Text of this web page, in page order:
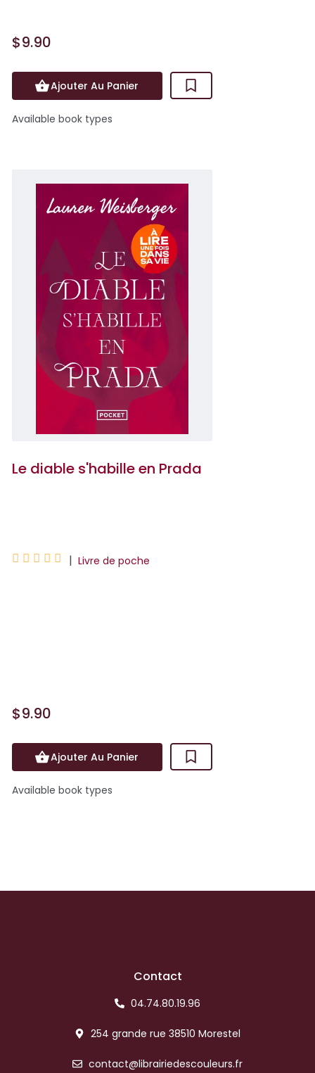
$9.90
Ajouter Au Panier
Available book types
Le diable s'habille en Prada
     | Livre de poche
$9.90
Ajouter Au Panier
Available book types
Contact
04.74.80.19.96
254 grande rue 38510 Morestel
contact@librairiedescouleurs.fr